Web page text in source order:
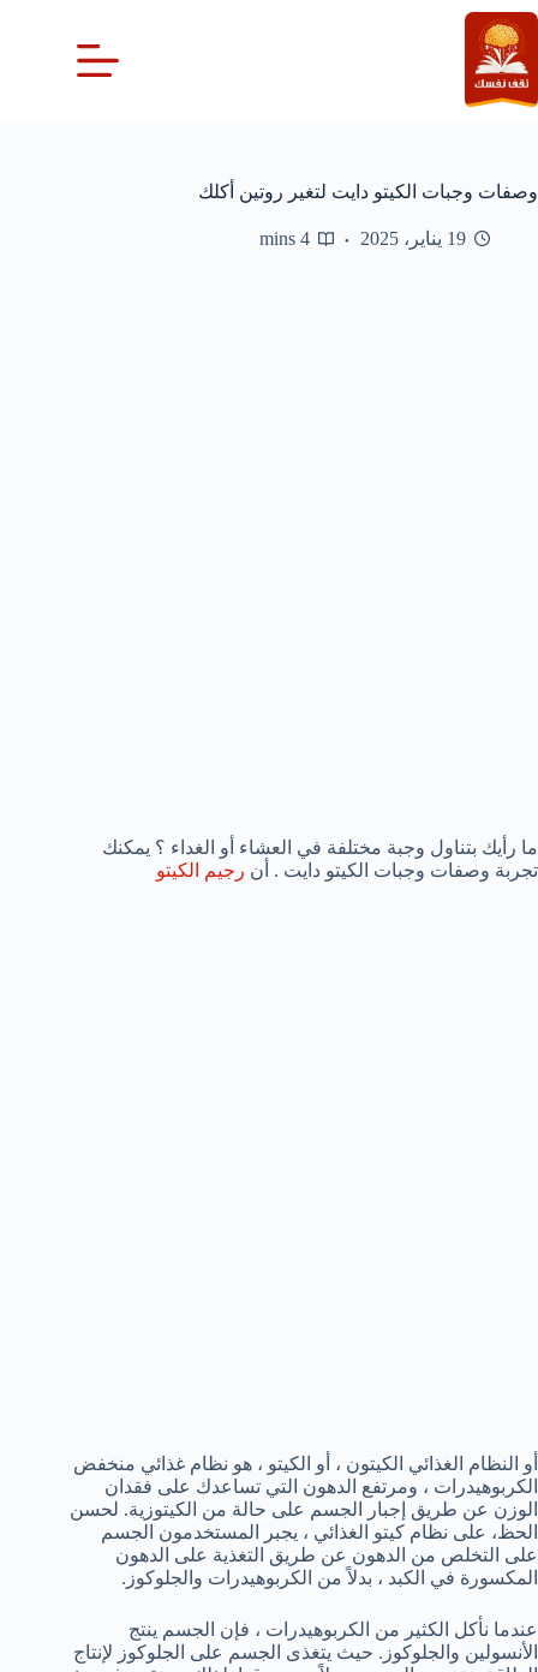
التجاوز
إلى
المحتوى
وصفات وجبات الكيتو دايت لتغير روتين أكلك
19 يناير، 2025 4 mins
ما رأيك بتناول وجبة مختلفة في العشاء أو الغداء ؟ يمكنك
تجربة وصفات وجبات الكيتو دايت . أن رجيم الكيتو
أو النظام الغذائي الكيتون ، أو الكيتو ، هو نظام غذائي منخفض
الكربوهيدرات ، ومرتفع الدهون التي تساعدك على فقدان
الوزن عن طريق إجبار الجسم على حالة من الكيتوزية. لحسن
الحظ، على نظام كيتو الغذائي ، يجبر المستخدمون الجسم
على التخلص من الدهون عن طريق التغذية على الدهون
المكسورة في الكبد ، بدلاً من الكربوهيدرات والجلوكوز.
عندما نأكل الكثير من الكربوهيدرات ، فإن الجسم ينتج
الأنسولين والجلوكوز. حيث يتغذى الجسم على الجلوكوز لإنتاج